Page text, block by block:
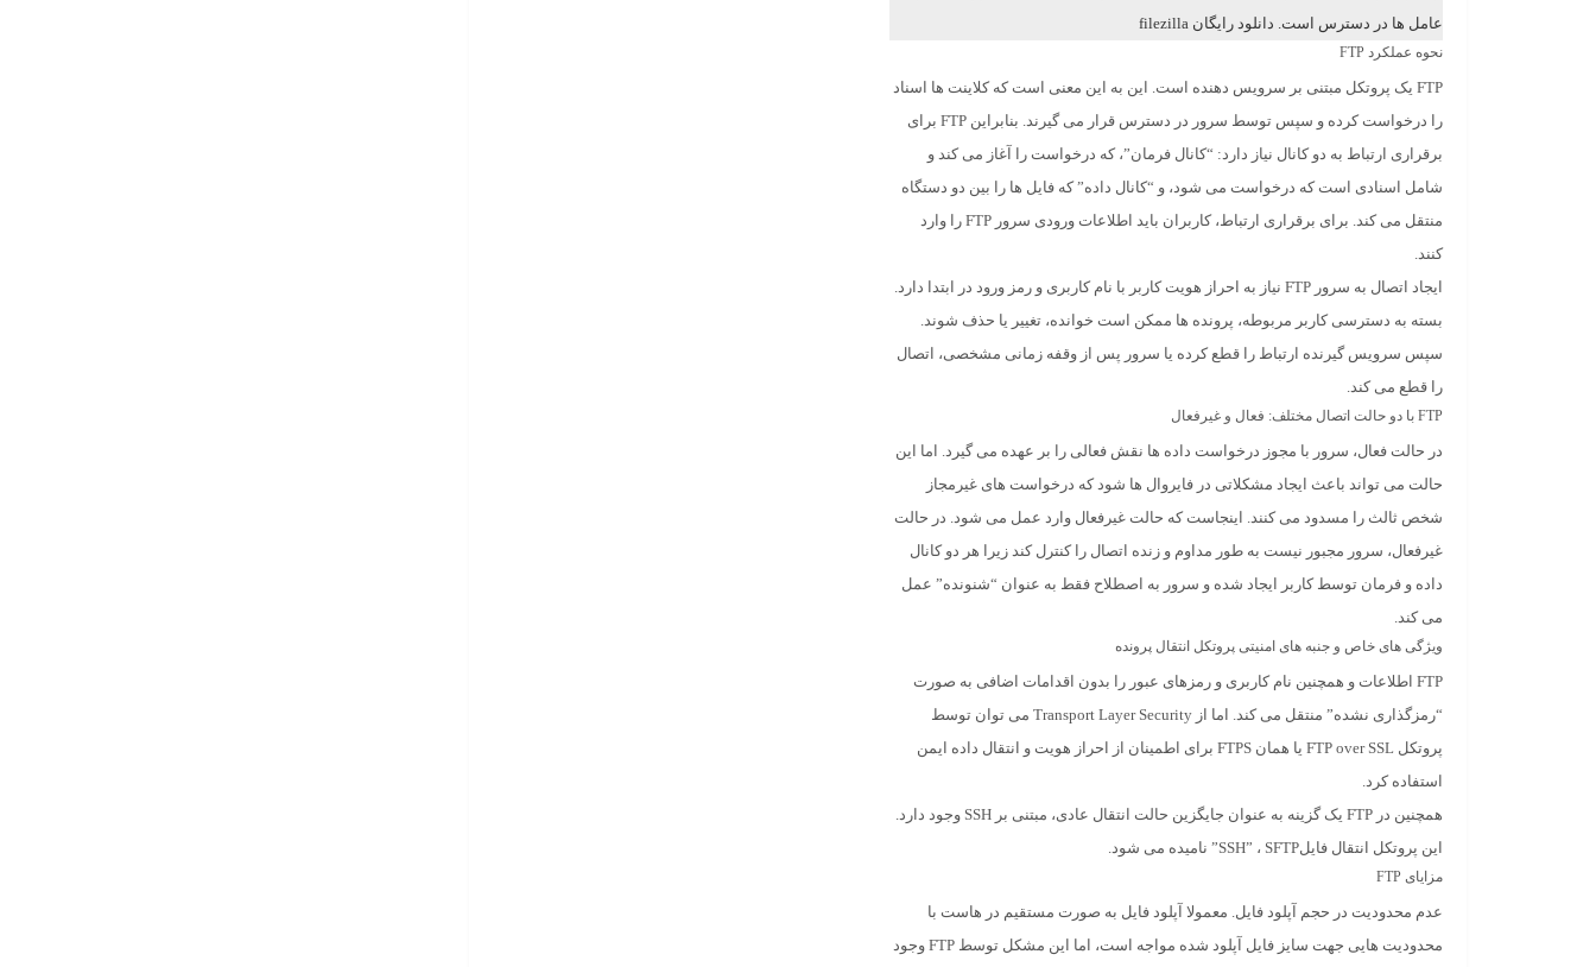
عامل ها در دسترس است. دانلود رایگان filezilla
نحوه عملکرد FTP
FTP یک پروتکل مبتنی بر سرویس دهنده است. این به این معنی است که کلاینت ها اسناد
را درخواست کرده و سپس توسط سرور در دسترس قرار می گیرند. بنابراین FTP برای
برقراری ارتباط به دو کانال نیاز دارد: “کانال فرمان”، که درخواست را آغاز می کند و
شامل اسنادی است که درخواست می شود، و “کانال داده” که فایل ها را بین دو دستگاه
منتقل می کند. برای برقراری ارتباط، کاربران باید اطلاعات ورودی سرور FTP را وارد
کنند.
ایجاد اتصال به سرور FTP نیاز به احراز هویت کاربر با نام کاربری و رمز ورود در ابتدا دارد.
بسته به دسترسی کاربر مربوطه، پرونده ها ممکن است خوانده، تغییر یا حذف شوند.
سپس سرویس گیرنده ارتباط را قطع کرده یا سرور پس از وقفه زمانی مشخصی، اتصال
را قطع می کند.
FTP با دو حالت اتصال مختلف: فعال و غیرفعال
در حالت فعال، سرور با مجوز درخواست داده ها نقش فعالی را بر عهده می گیرد. اما این
حالت می تواند باعث ایجاد مشکلاتی در فایروال ها شود که درخواست های غیرمجاز
شخص ثالث را مسدود می کنند. اینجاست که حالت غیرفعال وارد عمل می شود. در حالت
غیرفعال، سرور مجبور نیست به طور مداوم و زنده اتصال را کنترل کند زیرا هر دو کانال
داده و فرمان توسط کاربر ایجاد شده و سرور به اصطلاح فقط به عنوان “شنونده” عمل
می کند.
ویژگی های خاص و جنبه های امنیتی پروتکل انتقال پرونده
FTP اطلاعات و همچنین نام کاربری و رمزهای عبور را بدون اقدامات اضافی به صورت
“رمزگذاری نشده” منتقل می کند. اما از Transport Layer Security می توان توسط
پروتکل FTP over SSL یا همان FTPS برای اطمینان از احراز هویت و انتقال داده ایمن
استفاده کرد.
همچنین در FTP یک گزینه به عنوان جایگزین حالت انتقال عادی، مبتنی بر SSH وجود دارد.
این پروتکل انتقال فایلSSH” ، SFTP” نامیده می شود.
مزایای FTP
عدم محدودیت در حجم آپلود فایل. معمولا آپلود فایل به صورت مستقیم در هاست با
محدودیت هایی جهت سایز فایل آپلود شده مواجه است، اما این مشکل توسط FTP وجود